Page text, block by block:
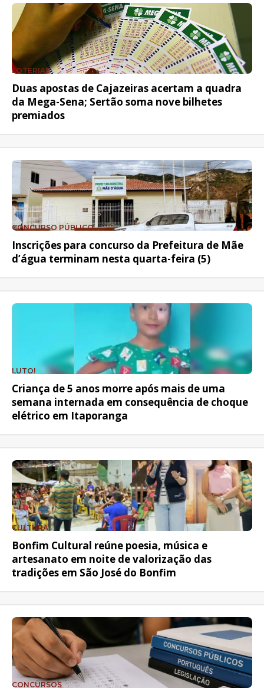
LOTERIAS
Duas apostas de Cajazeiras acertam a quadra
da Mega-Sena; Sertão soma nove bilhetes
premiados
CONCURSO PÚBLICO
Inscrições para concurso da Prefeitura de Mãe
d’água terminam nesta quarta-feira (5)
LUTO!
Criança de 5 anos morre após mais de uma
semana internada em consequência de choque
elétrico em Itaporanga
CULTURA
Bonfim Cultural reúne poesia, música e
artesanato em noite de valorização das
tradições em São José do Bonfim
CONCURSOS